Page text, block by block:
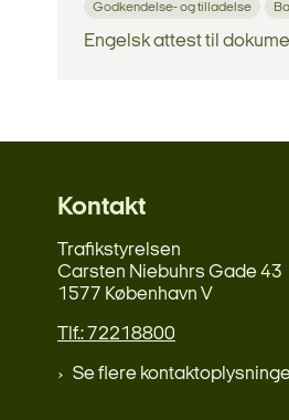
Godkendelse- og tilladelse
Engelsk attest til
Kontakt
Trafikstyrelsen
Carsten Niebuhrs Gade 43
1577 København V
Tlf.: 72218800
Se flere